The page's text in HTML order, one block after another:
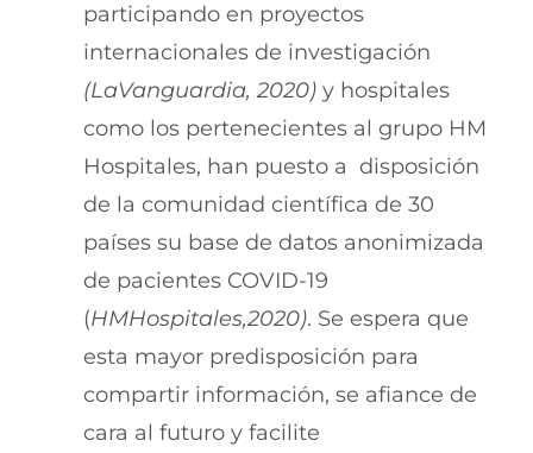
participando en proyectos
internacionales de investigación
(LaVanguardia, 2020) y hospitales
como los pertenecientes al grupo HM
Hospitales, han puesto a disposición
de la comunidad científica de 30
países su base de datos anonimizada
de pacientes COVID-19
(HMHospitales,2020). Se espera que
esta mayor predisposición para
compartir información, se afiance de
cara al futuro y facilite